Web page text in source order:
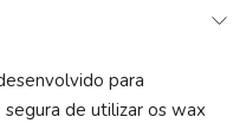
para
de utilizar os wax